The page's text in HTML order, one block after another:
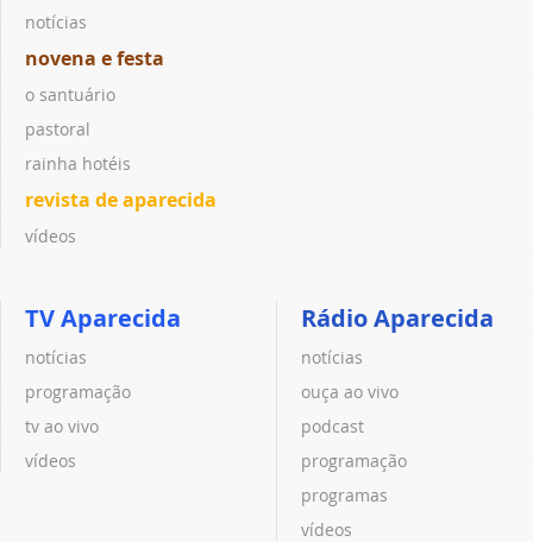
notícias
novena e festa
o santuário
pastoral
rainha hotéis
revista de aparecida
vídeos
TV Aparecida
notícias
programação
tv ao vivo
vídeos
Rádio Aparecida
notícias
ouça ao vivo
podcast
programação
programas
vídeos